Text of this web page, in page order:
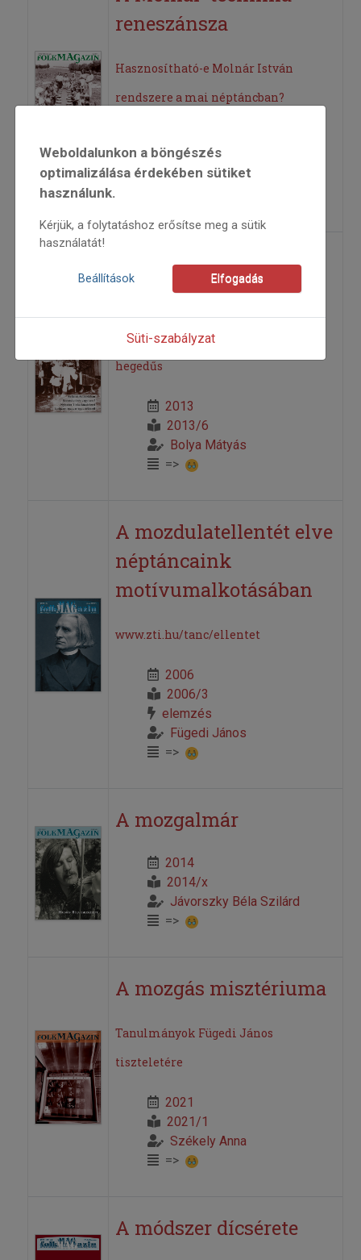
reneszánsza
Hasznosítható-e Molnár István
rendszere a mai néptáncban?
2011/2
Strack Orsolya
A mosolygó prímás
nem játszik többé
Meghalt Mandache Aurel moldvai
hegedűs
2013
2013/6
Bolya Mátyás
=>
A mozdulatellentét elve
néptáncaink
motívumalkotásában
www.zti.hu/tanc/ellentet
2006
2006/3
elemzés
Fügedi János
=>
A mozgalmár
2014
2014/x
Jávorszky Béla Szilárd
=>
A mozgás misztériuma
Tanulmányok Fügedi János
tiszteletére
2021
2021/1
Székely Anna
=>
A módszer dícsérete
Weboldalunkon a böngészés
optimalizálása érdekében sütiket
használunk.
Kérjük, a folytatáshoz erősítse meg a sütik
használatát!
Beállítások Elfogadás
Süti-szabályzat